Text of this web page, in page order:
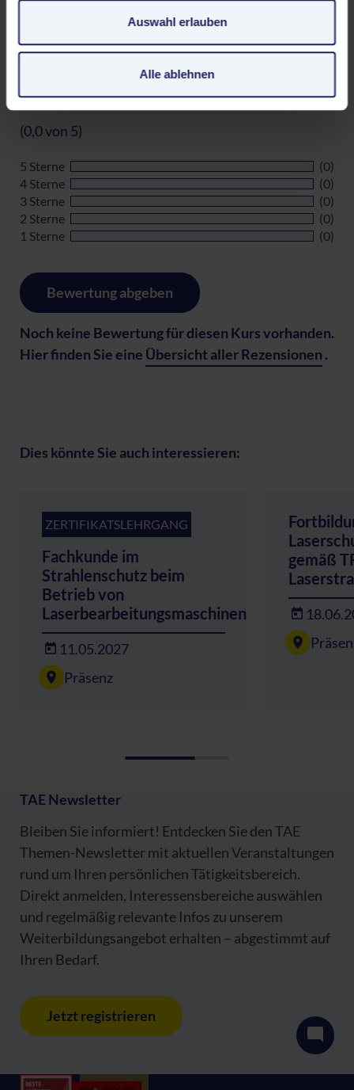
ein Land mit unzureichendem Datenschutz nach EU-
dass US-Behörden personenbezogene Daten in
Überwachungsprogrammen verarbeiten, ohne dass für
besteht.
Auswahl erlauben
Alle ablehnen
Bewertungen unserer Teilnehmer
(0,0 von 5)
5 Sterne
(0)
4 Sterne
(0)
3 Sterne
(0)
2 Sterne
(0)
1 Sterne
(0)
Bewertung abgeben
Noch keine Bewertung für diesen Kurs vorhanden.
Hier finden Sie eine Übersicht aller Rezensionen .
Dies könnte Sie auch interessieren:
ZERTIFIKATSLEHRGANG
Fachkunde im
Strahlenschutz beim
Betrieb von
Laserbearbeitungsmaschinen
11.05.2027
Präsenz
gemäß
TAE Newsletter
Bleiben Sie informiert! Entdecken Sie den TAE
Themen-Newsletter mit aktuellen Veranstaltungen
rund um Ihren persönlichen Tätigkeitsbereich.
Direkt anmelden, Interessensbereiche auswählen
und regelmäßig relevante Infos zu unserem
Weiterbildungsangebot erhalten – abgestimmt auf
Ihren Bedarf.
Jetzt registrieren